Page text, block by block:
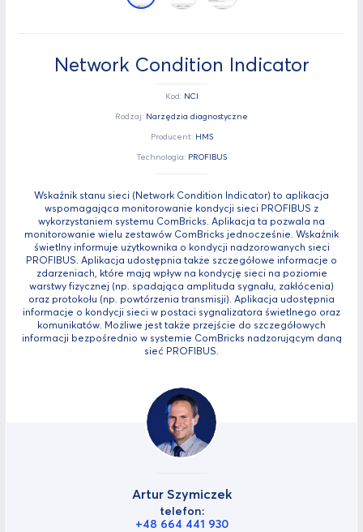
Network Condition Indicator
Kod: NCI
Rodzaj: Narzędzia diagnostyczne
Producent: HMS
Technologia: PROFIBUS
Wskaźnik stanu sieci (Network Condition Indicator) to aplikacja
wspomagająca monitorowanie kondycji sieci PROFIBUS z
wykorzystaniem systemu ComBricks. Aplikacja ta pozwala na
monitorowanie wielu zestawów ComBricks jednocześnie. Wskaźnik
świetlny informuje użytkownika o kondycji nadzorowanych sieci
PROFIBUS. Aplikacja udostępnia także szczegółowe informacje o
zdarzeniach, które mają wpływ na kondycję sieci na poziomie
warstwy fizycznej (np. spadająca amplituda sygnału, zakłócenia)
oraz protokołu (np. powtórzenia transmisji). Aplikacja udostępnia
informacje o kondycji sieci w postaci sygnalizatora świetlnego oraz
komunikatów. Możliwe jest także przejście do szczegółowych
informacji bezpośrednio w systemie ComBricks nadzorującym daną
sieć PROFIBUS.
Artur Szymiczek
telefon:
+48 664 441 930